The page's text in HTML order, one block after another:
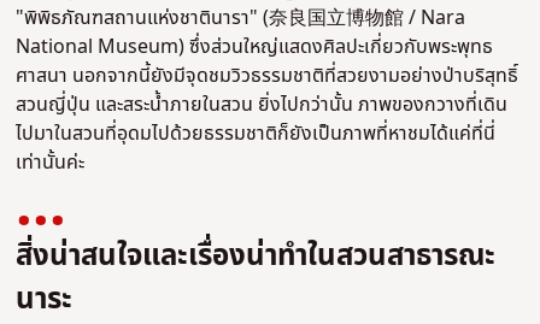
"พิพิธภัณฑสถานแห่งชาตินารา" (奈良国立博物館 / Nara
National Museum) ซึ่งส่วนใหญ่แสดงศิลปะเกี่ยวกับพระพุทธ
ศาสนา นอกจากนี้ยังมีจุดชมวิวธรรมชาติที่สวยงามอย่างป่าบริสุทธิ์
สวนญี่ปุ่น และสระน้ำภายในสวน ยิ่งไปกว่านั้น ภาพของกวางที่เดิน
ไปมาในสวนที่อุดมไปด้วยธรรมชาติก็ยังเป็นภาพที่หาชมได้แค่ที่นี่
เท่านั้นค่ะ
สิ่งน่าสนใจและเรื่องน่าทำในสวนสาธารณะ
นาระ